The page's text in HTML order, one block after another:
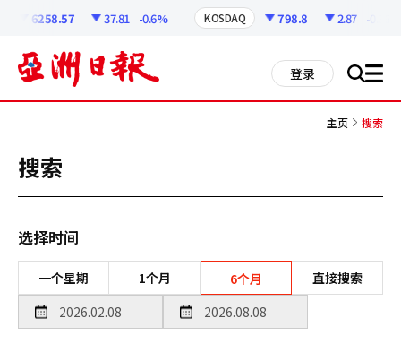
6258.57 37.81 -0.6% KOSDAQ 798.8 2.87 -0.36%
登录 搜 all
主页 搜索
搜索
选择时间
一个星期 1个月 6个月 直接搜索